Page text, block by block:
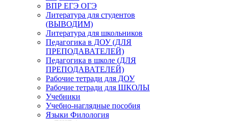
ВПР ЕГЭ ОГЭ
Литература для студентов
(ВЫВОДИМ)
Литература для школьников
Педагогика в ДОУ (ДЛЯ
ПРЕПОДАВАТЕЛЕЙ)
Педагогика в школе (ДЛЯ
ПРЕПОДАВАТЕЛЕЙ)
Рабочие тетради для ДОУ
Рабочие тетради для ШКОЛЫ
Учебники
Учебно-наглядные пособия
Языки Филология